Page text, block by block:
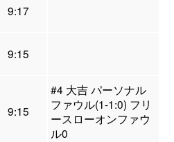
9:17
9:15
9:15
#4 大吉 パーソナル
ファウル(1-1:0) フリ
ースローオンファウ
ル0